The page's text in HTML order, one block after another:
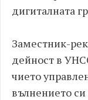
дигиталната
Заместник-
дейност в
чието
вълнението си